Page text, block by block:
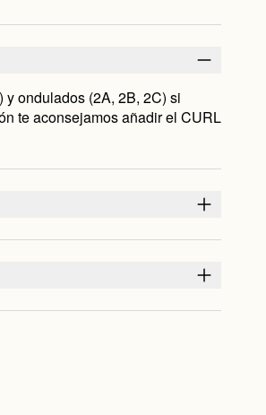
ondulados (2A, 2B, 2C) si
te aconsejamos añadir el CURL